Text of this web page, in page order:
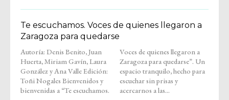
Te escuchamos. Voces de quienes llegaron a
Zaragoza para quedarse
Autoría: Denis Benito, Juan
Huerta, Miriam Gavín, Laura
González y Ana Valle Edición:
Toñi Nogales Bienvenidos y
bienvenidas a “Te escuchamos.
Voces de quienes llegaron a
Zaragoza para quedarse”. Un
espacio tranquilo, hecho para
escuchar sin prisas y
acercarnos a las...